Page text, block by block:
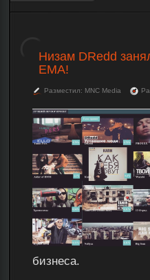
Низам DRedd
ЕМА!
Разместил: MNC Media
бизнеса.